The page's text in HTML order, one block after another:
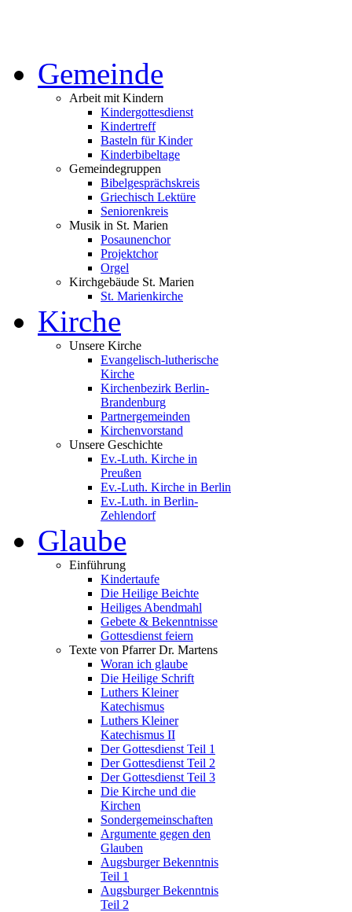
Gemeinde
Arbeit mit Kindern
Kindergottesdienst
Kindertreff
Basteln für Kinder
Kinderbibeltage
Gemeindegruppen
Bibelgesprächskreis
Griechisch Lektüre
Seniorenkreis
Musik in St. Marien
Posaunenchor
Projektchor
Orgel
Kirchgebäude St. Marien
St. Marienkirche
Kirche
Unsere Kirche
Evangelisch-lutherische
Kirche
Kirchenbezirk Berlin-
Brandenburg
Partnergemeinden
Kirchenvorstand
Unsere Geschichte
Ev.-Luth. Kirche in
Preußen
Ev.-Luth. Kirche in Berlin
Ev.-Luth. in Berlin-
Zehlendorf
Glaube
Einführung
Kindertaufe
Die Heilige Beichte
Heiliges Abendmahl
Gebete & Bekenntnisse
Gottesdienst feiern
Texte von Pfarrer Dr. Martens
Woran ich glaube
Die Heilige Schrift
Luthers Kleiner
Katechismus
Luthers Kleiner
Katechismus II
Der Gottesdienst Teil 1
Der Gottesdienst Teil 2
Der Gottesdienst Teil 3
Die Kirche und die
Kirchen
Sondergemeinschaften
Argumente gegen den
Glauben
Augsburger Bekenntnis
Teil 1
Augsburger Bekenntnis
Teil 2